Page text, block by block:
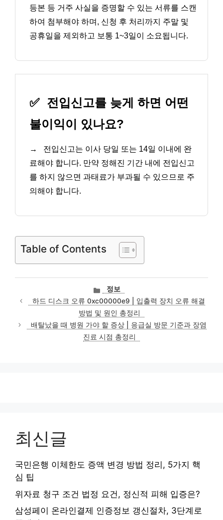
등본 등 거주 사실을 증명할 수 있는 서류를 스캔
하여 첨부해야 하며, 신청 후 처리까지 주말 및
공휴일을 제외하고 보통 1~3일이 소요됩니다.
✅ 전입신고를 늦게 하면 어떤
불이익이 있나요?
→
전입신고는 이사 당일 또는 14일 이내에 완
료해야 합니다. 만약 정해진 기간 내에 전입신고
를 하지 않으면 과태료가 부과될 수 있으므로 주
의해야 합니다.
Table of Contents
카
테
고
리
정보
하드 디스크 오류 0xc00000e9 | 입출력 장치 오류 해결
방법 및 원인 총정리
배탈났을 때 병원 가야 할 증상 | 응급실 방문 기준과 장염
진료 시점 총정리
최신글
국민은행 이체한도 증액 변경 방법 정리, 5가지 핵
심 팁
위자료 청구 조건 법정 요건, 정신적 피해 입증은?
삼성페이 온라인결제 인증정보 갱신절차, 3단계로